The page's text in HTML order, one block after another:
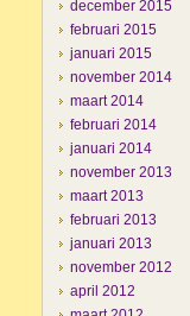
december 2015
februari 2015
januari 2015
november 2014
maart 2014
februari 2014
januari 2014
november 2013
maart 2013
februari 2013
januari 2013
november 2012
april 2012